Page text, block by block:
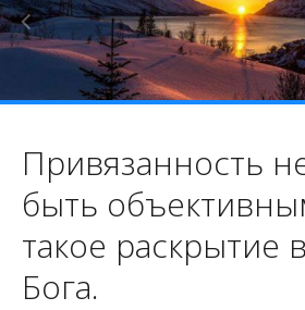
Привязанность
быть
такое раскрытие
Бога.